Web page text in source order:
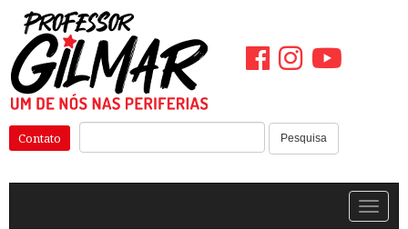
Pular
para
o
conteúdo
Pesquisa
Contato